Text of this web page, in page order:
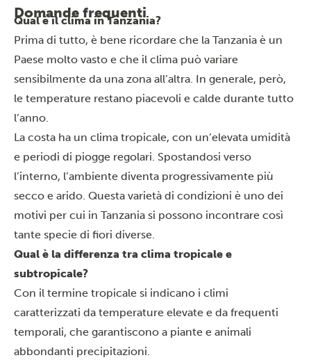
Domande frequenti
Qual è il clima in Tanzania?
Prima di tutto, è bene ricordare che la Tanzania è un
Paese molto vasto e che il clima può variare
sensibilmente da una zona all’altra. In generale, però,
le temperature restano piacevoli e calde durante tutto
l’anno.
La costa ha un clima tropicale, con un’elevata umidità
e periodi di piogge regolari. Spostandosi verso
l’interno, l’ambiente diventa progressivamente più
secco e arido. Questa varietà di condizioni è uno dei
motivi per cui in Tanzania si possono incontrare così
tante specie di fiori diverse.
Qual è la differenza tra clima tropicale e
subtropicale?
Con il termine tropicale si indicano i climi
caratterizzati da temperature elevate e da frequenti
temporali, che garantiscono a piante e animali
abbondanti precipitazioni.